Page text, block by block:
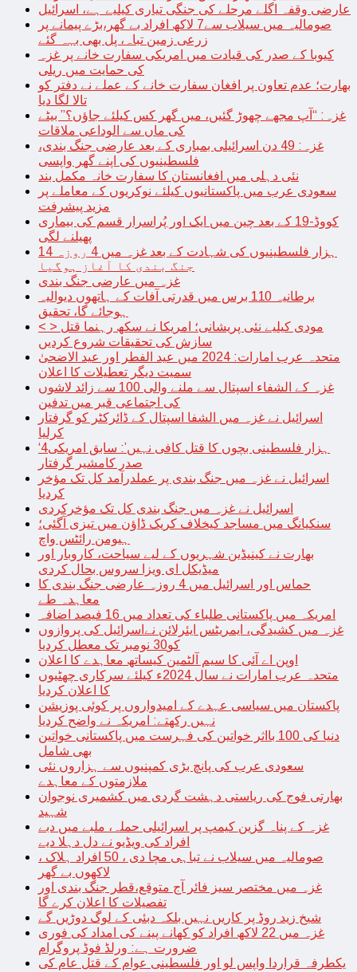
عارضی وقفہ اگلے مرحلے کی جنگی تیاری کیلیے ہے، اسرائیل
صومالیہ میں سیلاب سے7 لاکھ افراد بے گھر،بڑے پیمانے پر
زرعی زمین تباہ، پل بھی بہہ گئے
کیوبا کے صدر کی قیادت میں امریکی سفارت خانے پر غزہ
کی حمایت میں ریلی
بھارت؛ عدم تعاون پر افغان سفارت خانے کے عملے نے دفتر کو
تالا لگا دیا
غزہ: “آپ مجھے چھوڑ گئیں، میں گھر کس کیلئے جاؤں؟” بیٹے
کی ماں سے الوداعی ملاقات
غزہ: 49 دن اسرائیلی بمباری کے بعد عارضی جنگ بندی،
فلسطینیوں کی اپنے گھر واپسی
نئی دہلی میں افغانستان کا سفارت خانہ مکمل بند
سعودی عرب میں پاکستانیوں کیلئے نوکریوں کے معاملے پر
مزید پیشرفت
کووڈ-19 کے بعد چین میں ایک اور پُراسرار قسم کی بیماری
پھیلنے لگی
14 ہزار فلسطینیوں کی شہادت کے بعد غزہ میں 4 روزہ
جنگ بندی کا آغاز ہوگیا
غزہ میں عارضی جنگ بندی
برطانیہ 110 برس میں قدرتی آفات کے ہاتھوں دیوالیہ
ہوجائے گا، تحقیق
< > مودی کیلیے نئی پریشانی؛ امریکا نے سکھ رہنما قتل
سازش کی تحقیقات شروع کردیں
متحدہ عرب امارات: 2024 میں عید الفطر اور عید الاضحیٰ
سمیت دیگر تعطیلات کا اعلان
غزہ کے الشفاء اسپتال سے ملنے والی 100 سے زائد لاشوں
کی اجتماعی قبر میں تدفین
اسرائیل نے غزہ میں الشفا اسپتال کے ڈائرکٹر کو گرفتار
کرلیا
‘4ہزار فلسطینی بچوں کا قتل کافی نہیں’: سابق امریکی
صدر کامشیر گرفتار
اسرائیل نے غزہ میں جنگ بندی پر عملدرآمد کل تک مؤخر
کردیا
اسرائیل نے غزہ میں جنگ بندی کل تک مؤخرکردی
سنکیانگ میں مساجد کیخلاف کریک ڈاؤن میں تیزی آگئی؛
ہیومن رائٹس واچ
بھارت نے کینیڈین شہریوں کے لیے سیاحت، کاروبار اور
میڈیکل ای ویزا سروس بحال کردی
حماس اور اسرائیل میں 4 روزہ عارضی جنگ بندی کا
معاہدہ طے
امریکہ میں پاکستانی طلباء کی تعداد میں 16 فیصد اضافہ
غزہ میں کشیدگی، ایمریٹس ایئرلائن نےاسرائیل کی پروازوں
کو30 نومبر تک معطل کردیا
اوپن اے آئی کا سیم آلٹمین کیساتھ معاہدے کا اعلان
متحدہ عرب امارات نے سال 2024ء کیلئے سرکاری چھٹیوں
کا اعلان کردیا
پاکستان میں سیاسی عہدے کے امیدواروں پر کوئی پوزیشن
نہیں رکھتے: امریکہ نے واضح کردیا
دنیا کی 100 بااثر خواتین کی فہرست میں پاکستانی خواتین
بھی شامل
سعودی عرب کی پانچ بڑی کمپنیوں سے ہزاروں نئی
ملازمتوں کے معاہدے
بھارتی فوج کی ریاستی دہشت گردی میں کشمیری نوجوان
شہید
غزہ کے پناہ گزین کیمپ پر اسرائیلی حملہ، ملبے میں دبے
افراد کی ویڈیو نے دل دہلا دیے
صومالیہ میں سیلاب نے تباہی مچا دی ، 50 افراد ہلاک ،
لاکھوں بے گھر
غزہ میں مختصر سیز فائر آج متوقع،قطر جنگ بندی اور
تفصیلات کا اعلان کرے گا
شیخ زید روڈ پر کاریں نہیں بلکہ دبئی کے لوگ دوڑیں گے
غزہ میں 22 لاکھ افراد کو کھانے پینے کی امداد کی فوری
ضرورت ہے: ورلڈ فوڈ پروگرام
یکطرفہ قراردا واپس لو اور فلسطینی عوام کے قتل عام کی